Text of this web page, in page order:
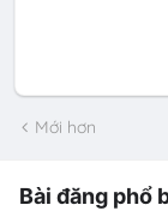
Mới hơn
Bài đăng phổ